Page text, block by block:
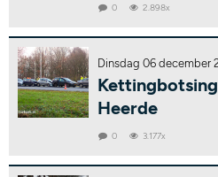
0 2.898x
Dinsdag 06 december
Heerde
0 3.177x